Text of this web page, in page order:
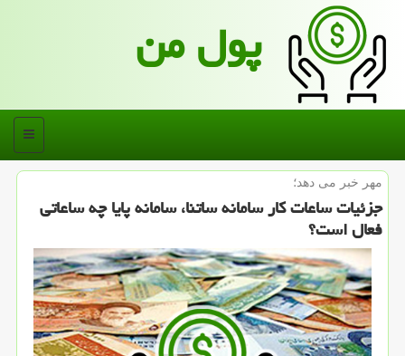
پول من
منو
مهر خبر می دهد؛
جزئیات ساعات كار سامانه ساتنا، سامانه پایا چه ساعاتی
فعال است؟